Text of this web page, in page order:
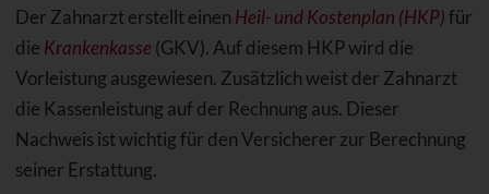
Der Zahnarzt erstellt einen Heil- und Kostenplan (HKP)für
die Krankenkasse (GKV). Auf diesem HKP wird die
Vorleistung ausgewiesen. Zusätzlich weist der Zahnarzt
die Kassenleistung auf der Rechnung aus. Dieser
Nachweis ist wichtig für den Versicherer zur Berechnung
seiner Erstattung.